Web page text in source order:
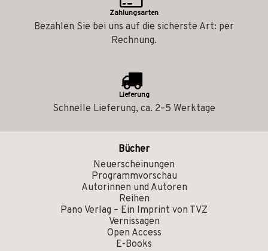
Zahlungsarten
Bezahlen Sie bei uns auf die sicherste Art: per
Rechnung.
Lieferung
Schnelle Lieferung, ca. 2–5 Werktage
Bücher
Neuerscheinungen
Programmvorschau
Autorinnen und Autoren
Reihen
Pano Verlag – Ein Imprint von TVZ
Vernissagen
Open Access
E-Books